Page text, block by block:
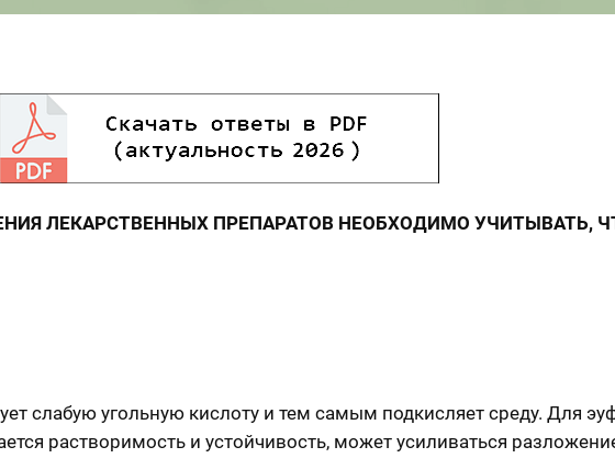
ЛЕКАРСТВЕННЫХ ПРЕПАРАТОВ НЕОБХОДИМО УЧИТЫВАТЬ,
слабую угольную кислоту и тем самым подкисляет среду. Для
растворимость и устойчивость, может усиливаться